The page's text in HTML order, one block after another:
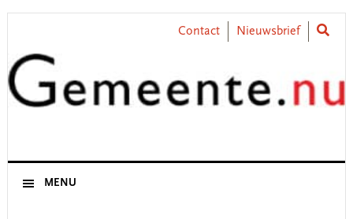
Skip
primary
navigation
Skip
content
Skip
primary
sidebar
Skip
footer
Contact Nieuwsbrief
MENU